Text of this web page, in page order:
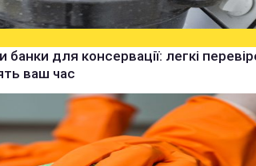
для консервації: легкі
ваш час